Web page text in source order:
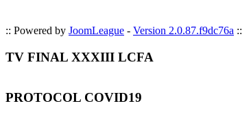
:: Powered by JoomLeague - Version 2.0.87.f9dc76a ::
TV FINAL XXXIII LCFA
PROTOCOL COVID19